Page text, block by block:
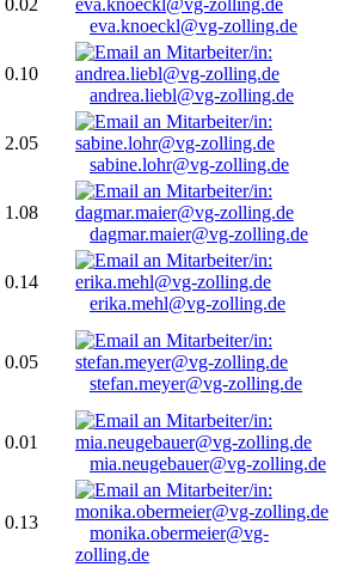
0.02
eva.knoeckl@vg-zolling.de
0.10
andrea.liebl@vg-zolling.de
2.05
sabine.lohr@vg-zolling.de
1.08
dagmar.maier@vg-zolling.de
0.14
erika.mehl@vg-zolling.de
0.05
stefan.meyer@vg-zolling.de
0.01
mia.neugebauer@vg-zolling.de
0.13
monika.obermeier@vg-
zolling.de